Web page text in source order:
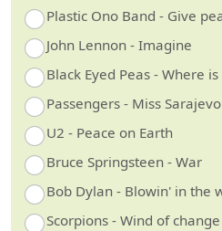
Plastic Ono Band - Give
John Lennon - Imagine
Black Eyed Peas - Where
Passengers - Miss Sarajevo
U2 - Peace on Earth
Bruce Springsteen - War
Bob Dylan - Blowin' in the
Scorpions - Wind of change